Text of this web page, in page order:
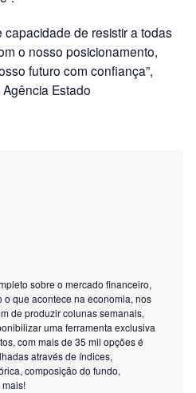
capacidade de resistir a todas
o nosso posicionamento,
futuro com confiança”,
Estado
sobre o mercado financeiro,
que acontece na economia, nos
de produzir colunas semanais,
uma ferramenta exclusiva
com mais de 35 mil opções é
através de índices,
composição do fundo,